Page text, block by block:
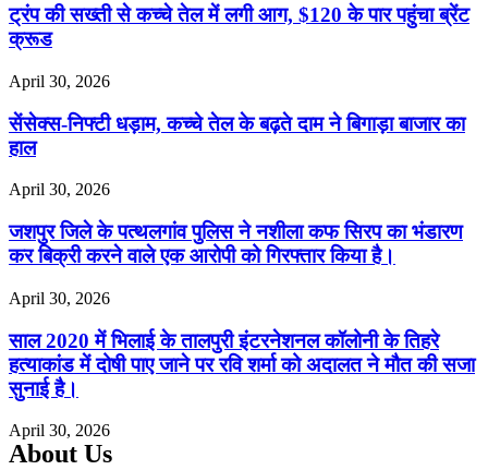
ट्रंप की सख्ती से कच्चे तेल में लगी आग, $120 के पार पहुंचा ब्रेंट
क्रूड
April 30, 2026
सेंसेक्स-निफ्टी धड़ाम, कच्चे तेल के बढ़ते दाम ने बिगाड़ा बाजार का
हाल
April 30, 2026
जशपुर जिले के पत्थलगांव पुलिस ने नशीला कफ सिरप का भंडारण
कर बिक्री करने वाले एक आरोपी को गिरफ्तार किया है।
April 30, 2026
साल 2020 में भिलाई के तालपुरी इंटरनेशनल कॉलोनी के तिहरे
हत्याकांड में दोषी पाए जाने पर रवि शर्मा को अदालत ने मौत की सजा
सुनाई है।
April 30, 2026
About Us